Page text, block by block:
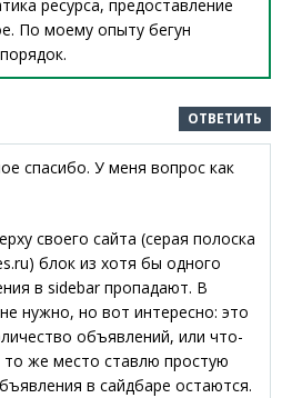
ресурса, предоставление
По моему опыту бегун
ОТВЕТИТЬ
спасибо. У меня вопрос как
своего сайта (серая полоска
блок из хотя бы одного
в sidebar пропадают. В
нужно, но вот интересно: это
объявлений, или что-
то же место ставлю простую
в сайдбаре остаются.